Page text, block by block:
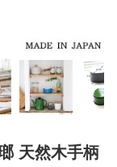
天然木手柄